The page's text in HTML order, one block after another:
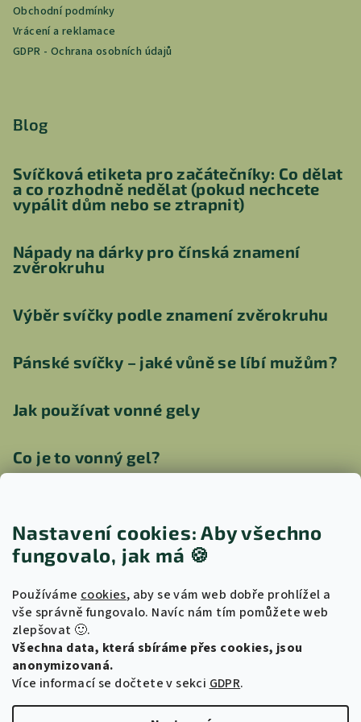
Nastavení cookies: Aby všechno
fungovalo, jak má 🍪
Používáme cookies, aby se vám web dobře prohlížel a
vše správně fungovalo. Navíc nám tím pomůžete web
zlepšovat 🙂.
Všechna data, která sbíráme přes cookies, jsou
anonymizovaná.
Více informací se dočtete v sekci GDPR.
Obchodní podmínky
Vrácení a reklamace
GDPR - Ochrana osobních údajů
Blog
Svíčková etiketa pro začátečníky: Co dělat
a co rozhodně nedělat (pokud nechcete
vypálit dům nebo se ztrapnit)
Nápady na dárky pro čínská znamení
zvěrokruhu
Výběr svíčky podle znamení zvěrokruhu
Pánské svíčky – jaké vůně se líbí mužům?
Jak používat vonné gely
Co je to vonný gel?
Jak vybrat správnou svíčku pro vaši
náladu
Proč kokosovo-sójový vosk?
Výhody používání svíček z kokosového a
sójového vosku